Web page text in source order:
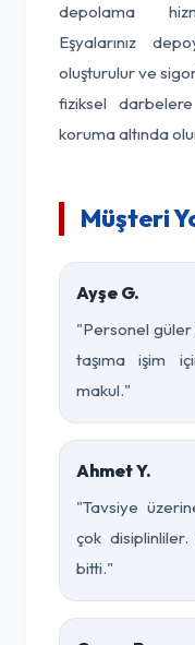
depolama
Eşyalarınız
oluşturulur ve
fiziksel
koruma altında
Müşteri
Ayşe G.
"Personel güler
taşıma işim
makul."
Ahmet Y.
"Tavsiye
çok disiplinliler.
bitti."